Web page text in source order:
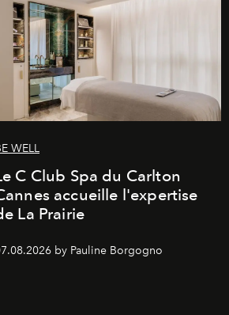
WELL
C Club Spa du Carlton
accueille l'expertise
La Prairie
by Pauline Borgogno